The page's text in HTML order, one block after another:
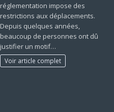
réglementation impose des
restrictions aux déplacements.
Depuis quelques années,
beaucoup de personnes ont dû
justifier un motif…
Voir article complet